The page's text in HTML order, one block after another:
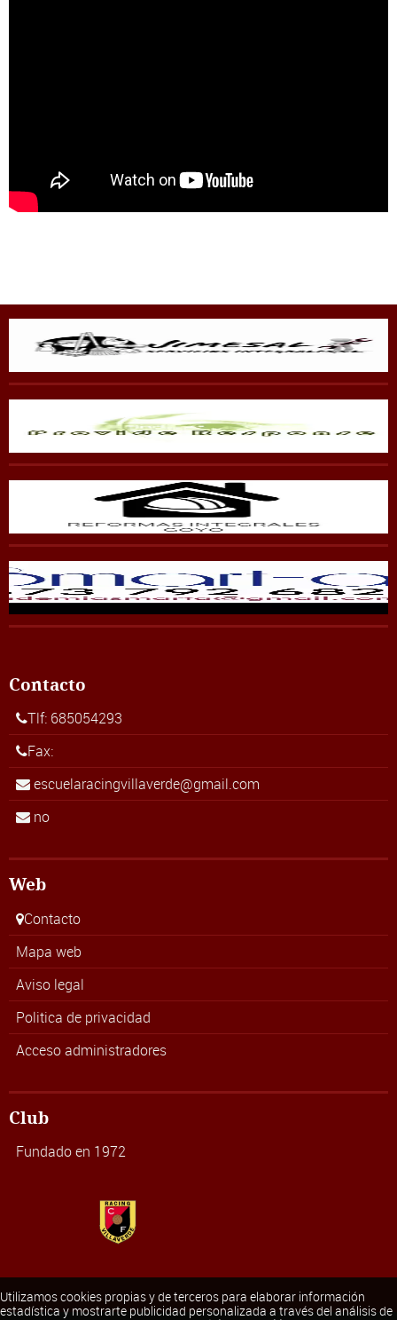
Contacto
Tlf: 685054293
Fax:
escuelaracingvillaverde@gmail.com
no
Web
Contacto
Mapa web
Aviso legal
Politica de privacidad
Acceso administradores
Club
Fundado en 1972
Utilizamos cookies propias y de terceros para elaborar información
estadística y mostrarte publicidad personalizada a través del análisis de